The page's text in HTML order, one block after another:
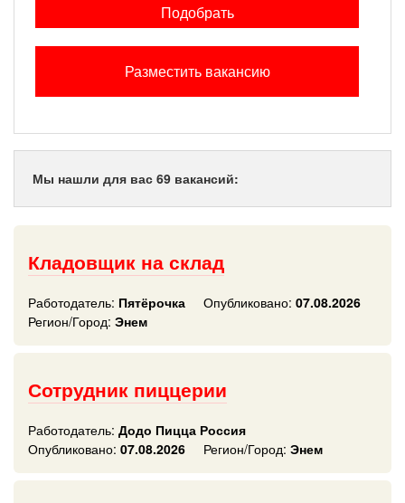
Подобрать
Разместить вакансию
Мы нашли для вас 69 вакансий:
Кладовщик на склад
Работодатель: Пятёрочка Опубликовано: 07.08.2026
Регион/Город: Энем
Сотрудник пиццерии
Работодатель: Додо Пицца Россия
Опубликовано: 07.08.2026 Регион/Город: Энем